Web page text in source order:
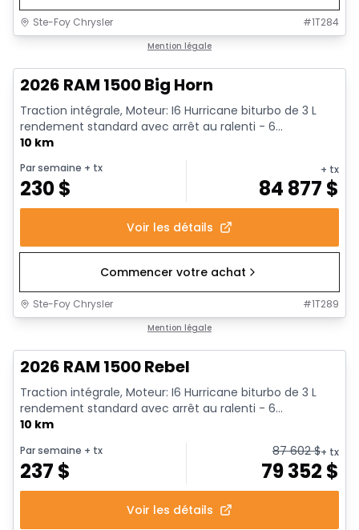
Ste-Foy Chrysler #1T284
Mention légale
2026 RAM 1500 Big Horn
Traction intégrale, Moteur: I6 Hurricane biturbo de 3 L
rendement standard avec arrêt au ralenti - 6...
10 km
Par semaine + tx
230$
+ tx
84 877 $
Voir les détails
Commencer votre achat
Ste-Foy Chrysler #1T289
Mention légale
2026 RAM 1500 Rebel
Traction intégrale, Moteur: I6 Hurricane biturbo de 3 L
rendement standard avec arrêt au ralenti - 6...
10 km
Par semaine + tx
237 $
87 602$+ tx
79 352 $
Voir les détails